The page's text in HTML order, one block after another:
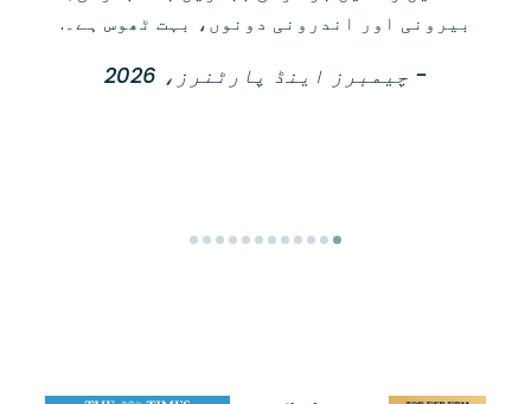
بیرونی اور اندرونی دونوں، بہت ٹھوس ہے۔.
- چیمبرز اینڈ پارٹنرز، 2026